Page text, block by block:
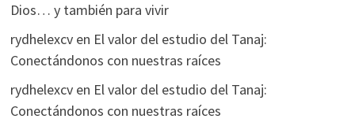
Dios… y también para vivir
rydhelexcven El valor del estudio del Tanaj:
Conectándonos con nuestras raíces
rydhelexcven El valor del estudio del Tanaj:
Conectándonos con nuestras raíces